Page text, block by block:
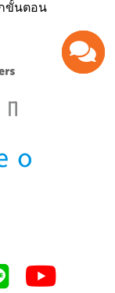
ขั้นตอน